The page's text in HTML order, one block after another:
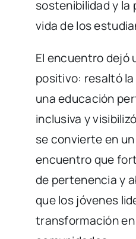
sostenibilidad y la
vida de los
El encuentro dejó
positivo: resaltó
una educación
inclusiva y
se convierte en
encuentro que
de pertenencia y
que los jóvenes
transformación